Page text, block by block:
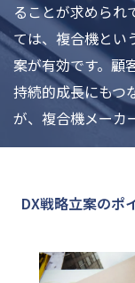
ることが求められ
ては、複合機とい
案が有効です。顧
持続的成長にもつ
が、複合機メーカ
DX戦略立案のポ